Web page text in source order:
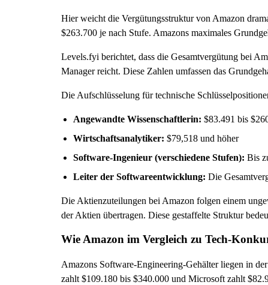
Hier weicht die Vergütungsstruktur von Amazon
$263.700 je nach Stufe. Amazons maximales
Levels.fyi berichtet, dass die Gesamtvergütung bei
Manager reicht. Diese Zahlen umfassen das
Die Aufschlüsselung für technische
Angewandte Wissenschaftlerin: $83.491 bis
Wirtschaftsanalytiker: $79,518 und höher
Software-Ingenieur (verschiedene Stufen): Bis
Leiter der Softwareentwicklung: Die
Die Aktienzuteilungen bei Amazon folgen einem
der Aktien übertragen. Diese gestaffelte Struktur
Wie Amazon im Vergleich zu Tech-
Amazons Software-Engineering-Gehälter liegen in
zahlt $109.180 bis $340.000 und Microsoft zahlt